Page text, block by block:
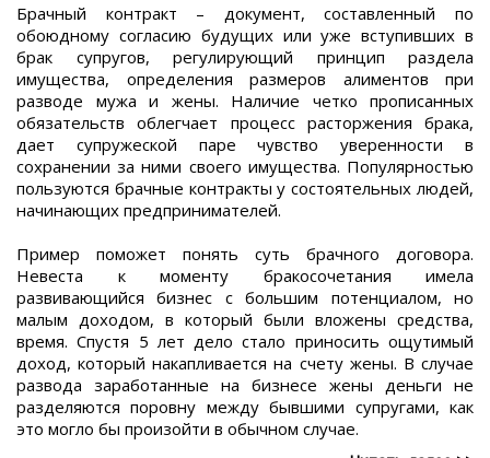
Брачный контракт – документ, составленный по
обоюдному согласию будущих или уже вступивших в
брак супругов, регулирующий принцип раздела
имущества, определения размеров алиментов при
разводе мужа и жены. Наличие четко прописанных
обязательств облегчает процесс расторжения брака,
дает супружеской паре чувство уверенности в
сохранении за ними своего имущества. Популярностью
пользуются брачные контракты у состоятельных людей,
начинающих предпринимателей.
Пример поможет понять суть брачного договора.
Невеста к моменту бракосочетания имела
развивающийся бизнес с большим потенциалом, но
малым доходом, в который были вложены средства,
время. Спустя 5 лет дело стало приносить ощутимый
доход, который накапливается на счету жены. В случае
развода заработанные на бизнесе жены деньги не
разделяются поровну между бывшими супругами, как
это могло бы произойти в обычном случае.